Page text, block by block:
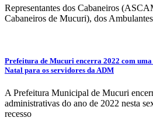
Representantes dos Cabaneiros
Cabaneiros de Mucuri), dos
Prefeitura de Mucuri encerra 2022 com
Natal para os servidores da ADM
A Prefeitura Municipal de Mucuri
administrativas do ano de 2022 nesta
recesso